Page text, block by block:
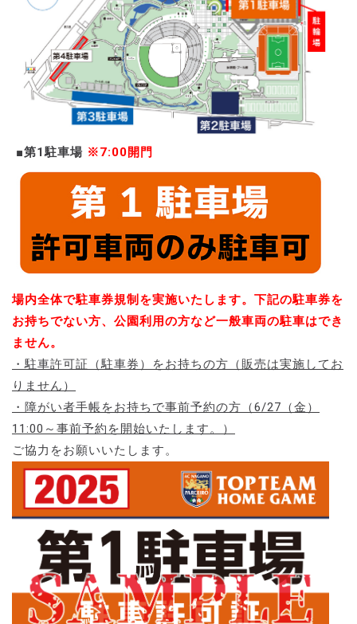
■第1駐車場 ※7:00開門
場内全体で駐車券規制を実施いたします。下記の駐車券を
お持ちでない方、公園利用の方など一般車両の駐車はでき
ません。
・駐車許可証（駐車券）をお持ちの方（販売は実施してお
りません）
・障がい者手帳をお持ちで事前予約の方（6/27（金）
11:00～事前予約を開始いたします。）
ご協力をお願いいたします。